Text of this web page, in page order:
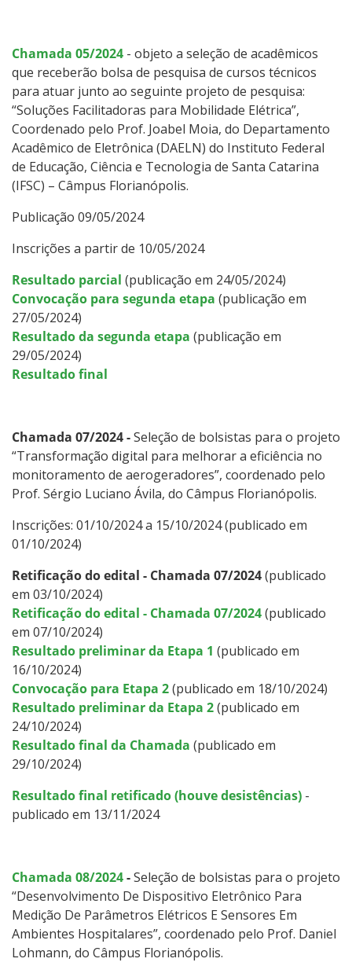
Chamada 05/2024 - objeto a seleção de acadêmicos
que receberão bolsa de pesquisa de cursos técnicos
para atuar junto ao seguinte projeto de pesquisa:
“Soluções Facilitadoras para Mobilidade Elétrica”,
Coordenado pelo Prof. Joabel Moia, do Departamento
Acadêmico de Eletrônica (DAELN) do Instituto Federal
de Educação, Ciência e Tecnologia de Santa Catarina
(IFSC) – Câmpus Florianópolis.
Publicação 09/05/2024
Inscrições a partir de 10/05/2024
Resultado parcial (publicação em 24/05/2024)
Convocação para segunda etapa (publicação em
27/05/2024)
Resultado da segunda etapa (publicação em
29/05/2024)
Resultado final
Chamada 07/2024 -Seleção de bolsistas para o projeto
“Transformação digital para melhorar a eficiência no
monitoramento de aerogeradores”, coordenado pelo
Prof. Sérgio Luciano Ávila, do Câmpus Florianópolis.
Inscrições: 01/10/2024 a 15/10/2024 (publicado em
01/10/2024)
Retificação do edital - Chamada 07/2024(publicado
em 03/10/2024)
Retificação do edital - Chamada 07/2024(publicado
em 07/10/2024)
Resultado preliminar da Etapa 1 (publicado em
16/10/2024)
Convocação para Etapa 2(publicado em 18/10/2024)
Resultado preliminar da Etapa 2(publicado em
24/10/2024)
Resultado final da Chamada (publicado em
29/10/2024)
Resultado final retificado (houve desistências) -
publicado em 13/11/2024
Chamada 08/2024-Seleção de bolsistas para o projeto
“Desenvolvimento De Dispositivo Eletrônico Para
Medição De Parâmetros Elétricos E Sensores Em
Ambientes Hospitalares”, coordenado pelo Prof. Daniel
Lohmann, do Câmpus Florianópolis.